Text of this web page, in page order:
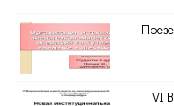
VI